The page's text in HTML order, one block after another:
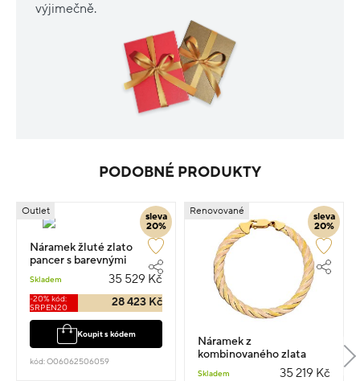
výjimečně.
PODOBNÉ PRODUKTY
sleva
20%
Outlet
Náramek žluté zlato
pancer s barevnými
kameny vel.19 9.4g
Skladem 35 529 Kč
-20% kód:
SRPEN20
28 423 Kč
Koupit s kódem
kód: O06062506059
sleva
20%
Renovované
Náramek z
kombinovaného zlata
spirála 18kt vel.19 8.85g
Skladem 35 219 Kč